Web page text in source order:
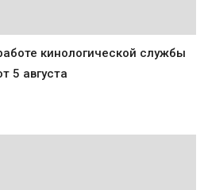
кинологической службы
5 августа